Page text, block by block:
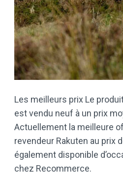
Les meilleurs prix Le
est vendu neuf à un prix
Actuellement la meilleure
revendeur Rakuten au prix
également disponible
chez Recommerce.